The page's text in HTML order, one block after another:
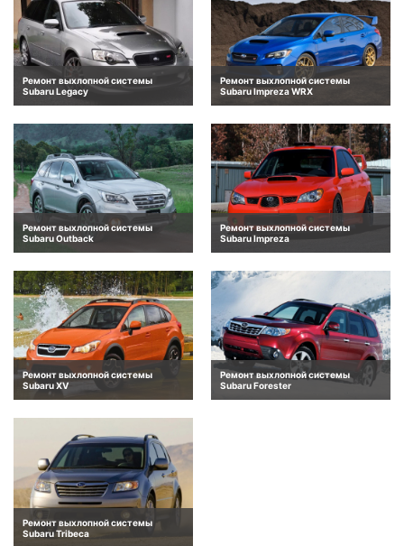
Ремонт выхлопной системы
Subaru Legacy
Ремонт выхлопной системы
Subaru Impreza WRX
Ремонт выхлопной системы
Subaru Outback
Ремонт выхлопной системы
Subaru Impreza
Ремонт выхлопной системы
Subaru XV
Ремонт выхлопной системы
Subaru Forester
Ремонт выхлопной системы
Subaru Tribeca